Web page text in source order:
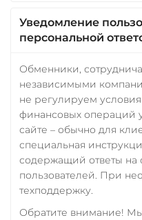
Уведомление
персональной
Обменники,
независимыми
не регулируем
финансовых операций
сайте – обычно для
специальная
содержащий ответы на
пользователей. При
техподдержку.
Обратите внимание! Мы